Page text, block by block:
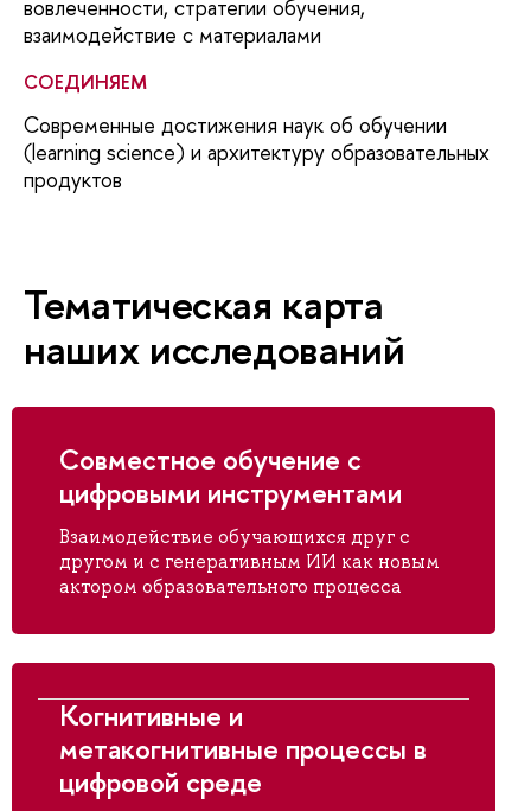
вовлеченности, стратегии обучения,
взаимодействие с материалами
СОЕДИНЯЕМ
Современные достижения наук об обучении
(learning science) и архитектуру образовательных
продуктов
Тематическая карта
наших исследований
Совместное обучение с
цифровыми инструментами
Взаимодействие обучающихся друг с
другом и с генеративным ИИ как новым
актором образовательного процесса
Когнитивные и
метакогнитивные процессы в
цифровой среде